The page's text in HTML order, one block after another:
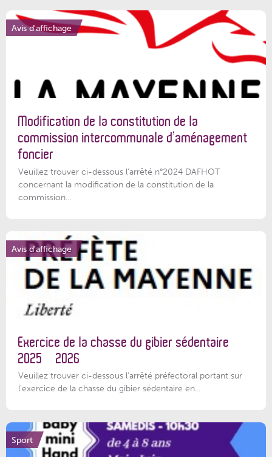
Avis d'affichage
Modification de la constitution de la
commission intercommunale d’aménagement
foncier
Veuillez trouver ci-dessous l'arrêté n°2024 DAFHOT
concernant la modification de la constitution de la
commission...
Avis d'affichage
Exercice de la chasse du gibier sédentaire
2025 – 2026
Veuillez trouver ci-dessous l'arrêté préfectoral portant sur
l'exercice de la chasse du gibier sédentaire en...
Sport